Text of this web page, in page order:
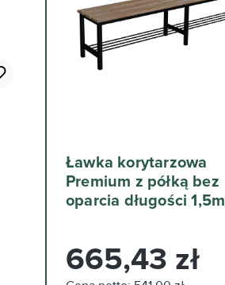
Ławka korytarzowa
Premium z półką bez
oparcia długości 1,5m
Cena regularna:
665,43 zł